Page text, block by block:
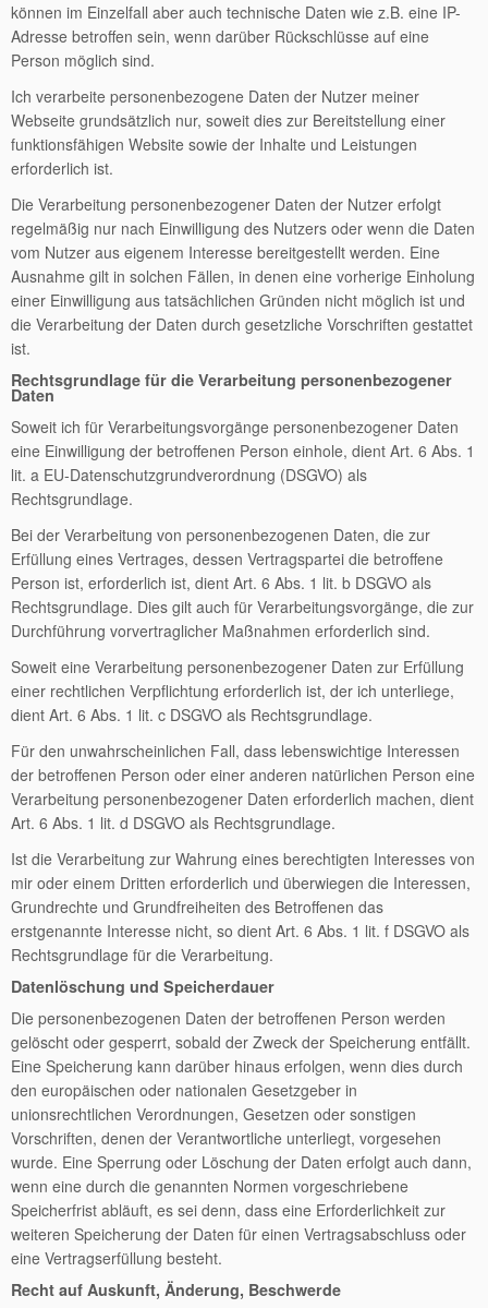
können im Einzelfall aber auch technische Daten wie z.B. eine IP-
Adresse betroffen sein, wenn darüber Rückschlüsse auf eine
Person möglich sind.
Ich verarbeite personenbezogene Daten der Nutzer meiner
Webseite grundsätzlich nur, soweit dies zur Bereitstellung einer
funktionsfähigen Website sowie der Inhalte und Leistungen
erforderlich ist.
Die Verarbeitung personenbezogener Daten der Nutzer erfolgt
regelmäßig nur nach Einwilligung des Nutzers oder wenn die Daten
vom Nutzer aus eigenem Interesse bereitgestellt werden. Eine
Ausnahme gilt in solchen Fällen, in denen eine vorherige Einholung
einer Einwilligung aus tatsächlichen Gründen nicht möglich ist und
die Verarbeitung der Daten durch gesetzliche Vorschriften gestattet
ist.
Rechtsgrundlage für die Verarbeitung personenbezogener
Daten
Soweit ich für Verarbeitungsvorgänge personenbezogener Daten
eine Einwilligung der betroffenen Person einhole, dient Art. 6 Abs. 1
lit. a EU-Datenschutzgrundverordnung (DSGVO) als
Rechtsgrundlage.
Bei der Verarbeitung von personenbezogenen Daten, die zur
Erfüllung eines Vertrages, dessen Vertragspartei die betroffene
Person ist, erforderlich ist, dient Art. 6 Abs. 1 lit. b DSGVO als
Rechtsgrundlage. Dies gilt auch für Verarbeitungsvorgänge, die zur
Durchführung vorvertraglicher Maßnahmen erforderlich sind.
Soweit eine Verarbeitung personenbezogener Daten zur Erfüllung
einer rechtlichen Verpflichtung erforderlich ist, der ich unterliege,
dient Art. 6 Abs. 1 lit. c DSGVO als Rechtsgrundlage.
Für den unwahrscheinlichen Fall, dass lebenswichtige Interessen
der betroffenen Person oder einer anderen natürlichen Person eine
Verarbeitung personenbezogener Daten erforderlich machen, dient
Art. 6 Abs. 1 lit. d DSGVO als Rechtsgrundlage.
Ist die Verarbeitung zur Wahrung eines berechtigten Interesses von
mir oder einem Dritten erforderlich und überwiegen die Interessen,
Grundrechte und Grundfreiheiten des Betroffenen das
erstgenannte Interesse nicht, so dient Art. 6 Abs. 1 lit. f DSGVO als
Rechtsgrundlage für die Verarbeitung.
Datenlöschung und Speicherdauer
Die personenbezogenen Daten der betroffenen Person werden
gelöscht oder gesperrt, sobald der Zweck der Speicherung entfällt.
Eine Speicherung kann darüber hinaus erfolgen, wenn dies durch
den europäischen oder nationalen Gesetzgeber in
unionsrechtlichen Verordnungen, Gesetzen oder sonstigen
Vorschriften, denen der Verantwortliche unterliegt, vorgesehen
wurde. Eine Sperrung oder Löschung der Daten erfolgt auch dann,
wenn eine durch die genannten Normen vorgeschriebene
Speicherfrist abläuft, es sei denn, dass eine Erforderlichkeit zur
weiteren Speicherung der Daten für einen Vertragsabschluss oder
eine Vertragserfüllung besteht.
Recht auf Auskunft, Änderung, Beschwerde